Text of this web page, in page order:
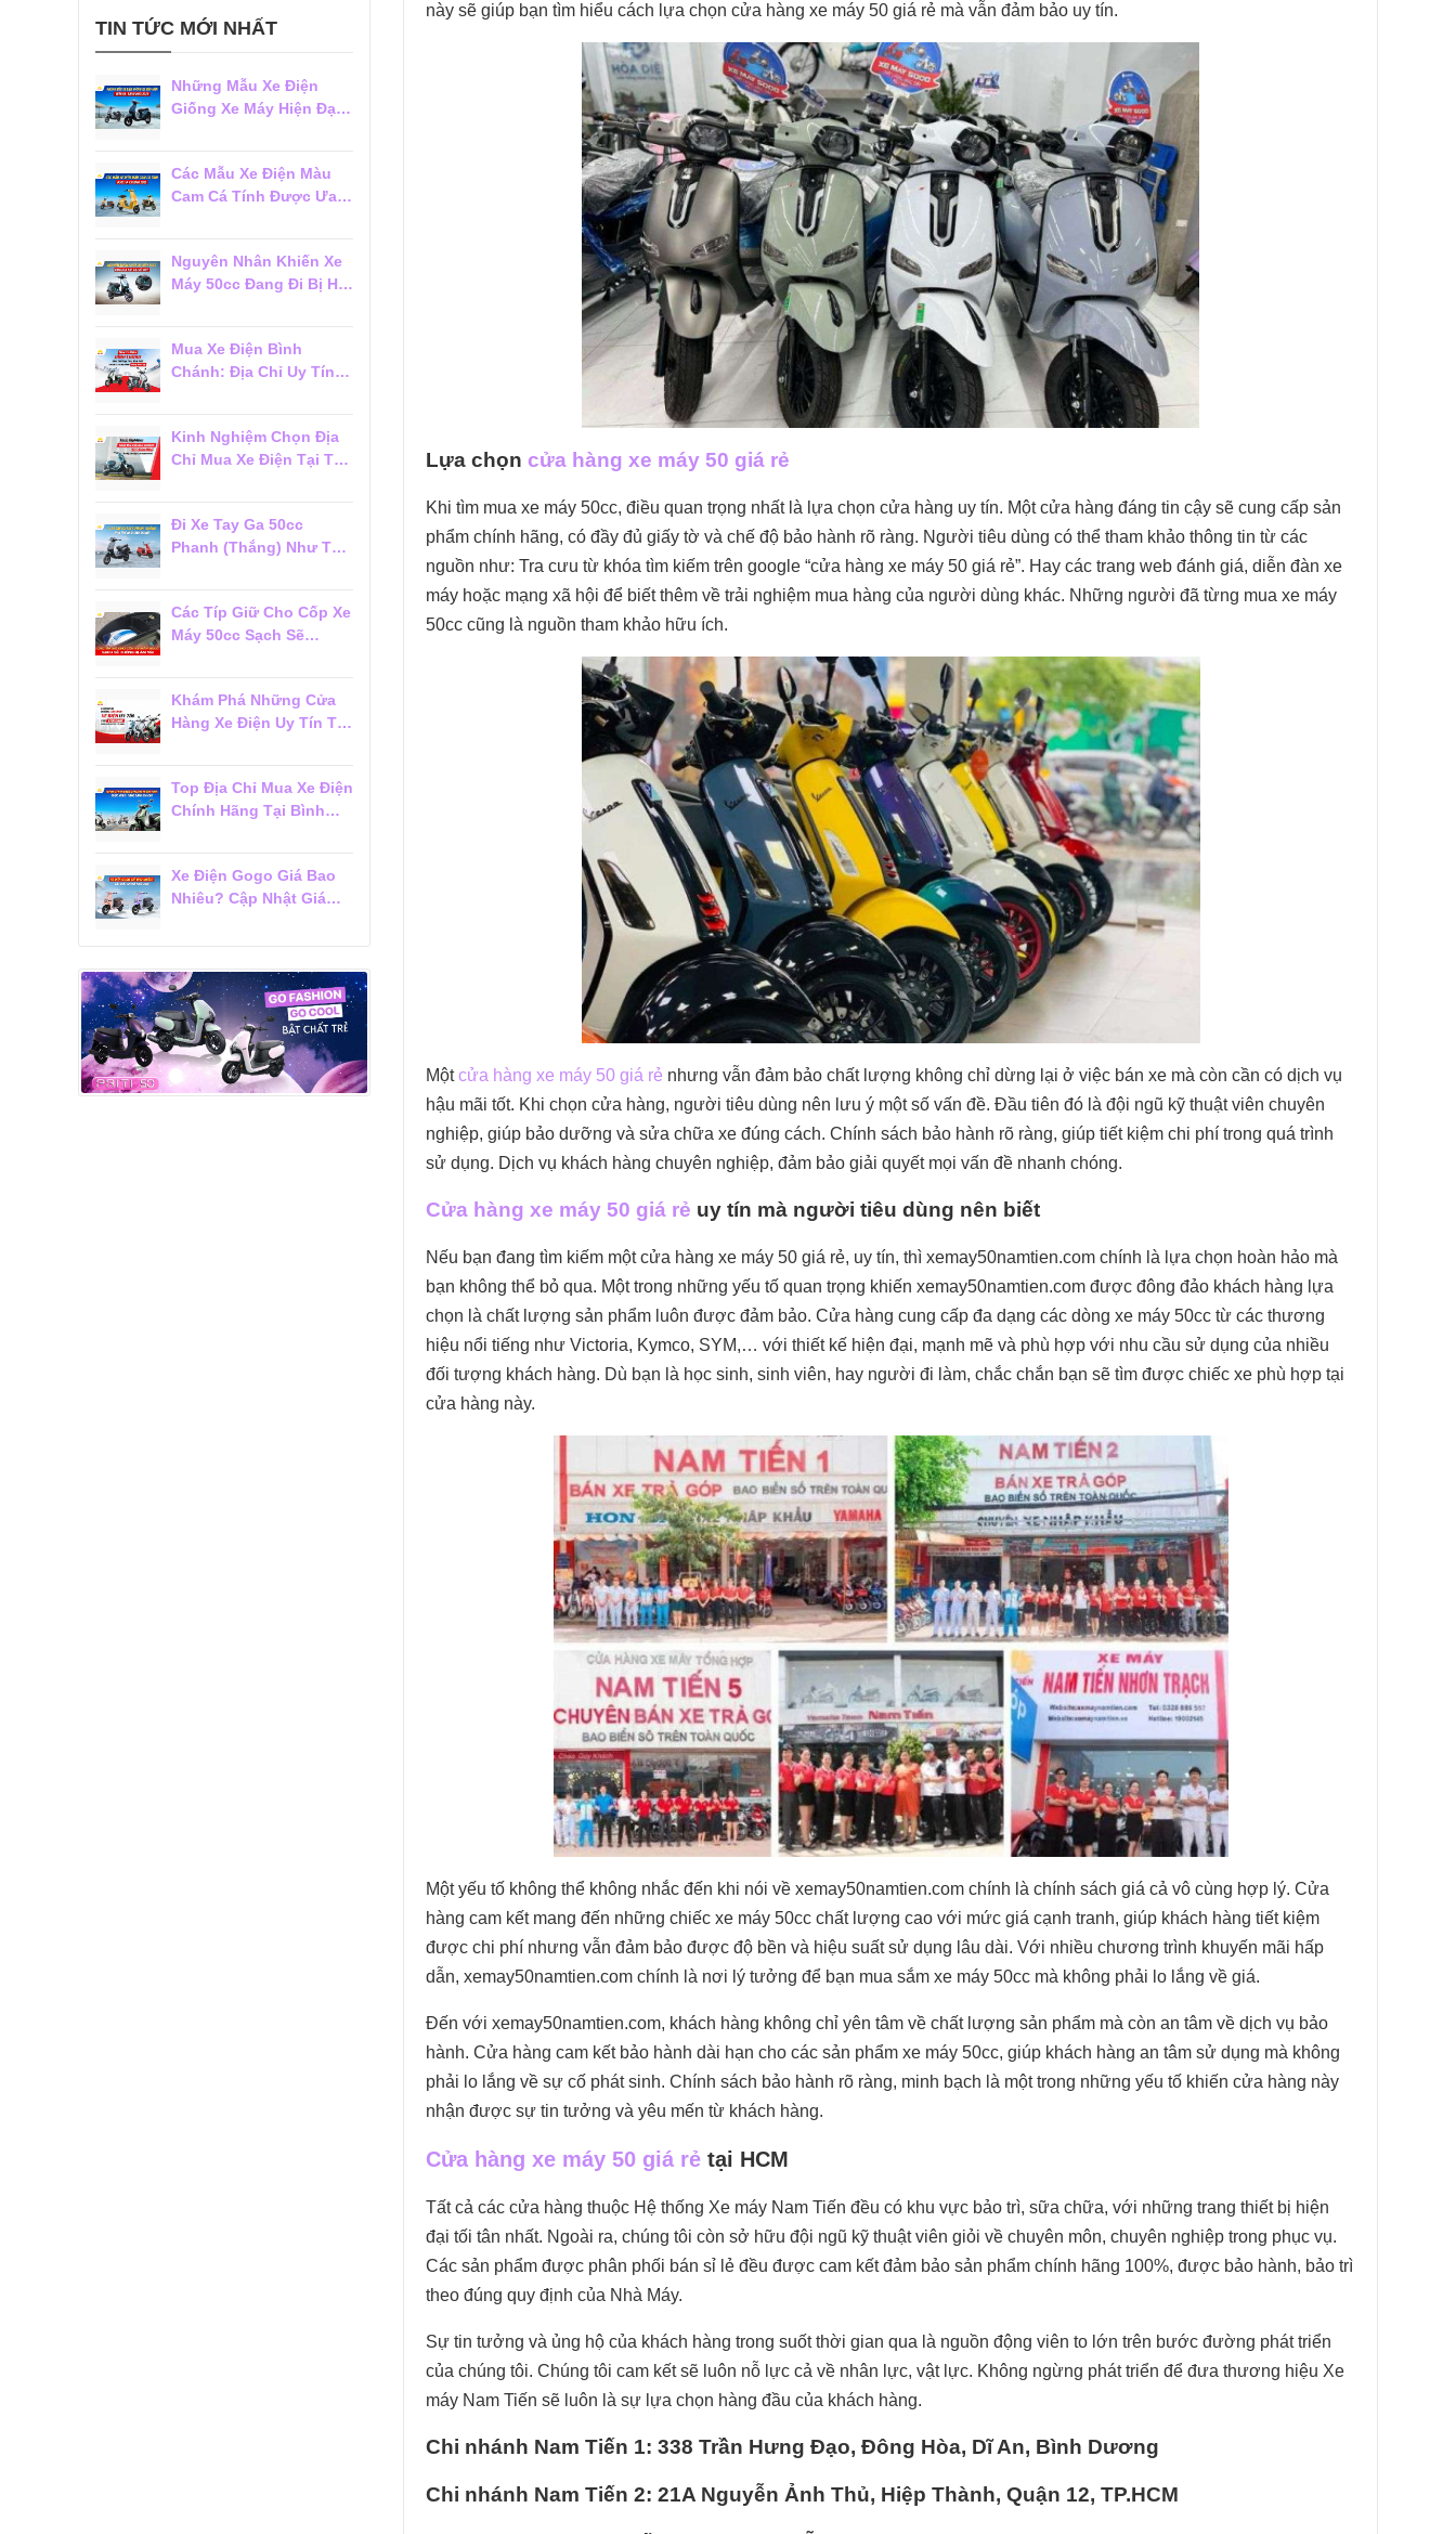
này sẽ giúp bạn tìm hiểu cách lựa chọn cửa hàng xe máy 50 giá rẻ mà vẫn đảm bảo uy tín.
Lựa chọn cửa hàng xe máy 50 giá rẻ
Khi tìm mua xe máy 50cc, điều quan trọng nhất là lựa chọn cửa hàng uy tín. Một cửa hàng đáng tin cậy sẽ cung cấp sản
phẩm chính hãng, có đầy đủ giấy tờ và chế độ bảo hành rõ ràng. Người tiêu dùng có thể tham khảo thông tin từ các
nguồn như: Tra cưu từ khóa tìm kiếm trên google “cửa hàng xe máy 50 giá rẻ”. Hay các trang web đánh giá, diễn đàn xe
máy hoặc mạng xã hội để biết thêm về trải nghiệm mua hàng của người dùng khác. Những người đã từng mua xe máy
50cc cũng là nguồn tham khảo hữu ích.
Mộtcửa hàng xe máy 50 giá rẻ nhưng vẫn đảm bảo chất lượng không chỉ dừng lại ở việc bán xe mà còn cần có dịch vụ
hậu mãi tốt. Khi chọn cửa hàng, người tiêu dùng nên lưu ý một số vấn đề. Đầu tiên đó là đội ngũ kỹ thuật viên chuyên
nghiệp, giúp bảo dưỡng và sửa chữa xe đúng cách. Chính sách bảo hành rõ ràng, giúp tiết kiệm chi phí trong quá trình
sử dụng. Dịch vụ khách hàng chuyên nghiệp, đảm bảo giải quyết mọi vấn đề nhanh chóng.
Cửa hàng xe máy 50 giá rẻ uy tín mà người tiêu dùng nên biết
Nếu bạn đang tìm kiếm một cửa hàng xe máy 50 giá rẻ, uy tín, thì xemay50namtien.com chính là lựa chọn hoàn hảo mà
bạn không thể bỏ qua. Một trong những yếu tố quan trọng khiến xemay50namtien.com được đông đảo khách hàng lựa
chọn là chất lượng sản phẩm luôn được đảm bảo. Cửa hàng cung cấp đa dạng các dòng xe máy 50cc từ các thương
hiệu nổi tiếng như Victoria, Kymco, SYM,… với thiết kế hiện đại, mạnh mẽ và phù hợp với nhu cầu sử dụng của nhiều
đối tượng khách hàng. Dù bạn là học sinh, sinh viên, hay người đi làm, chắc chắn bạn sẽ tìm được chiếc xe phù hợp tại
cửa hàng này.
Một yếu tố không thể không nhắc đến khi nói về xemay50namtien.com chính là chính sách giá cả vô cùng hợp lý. Cửa
hàng cam kết mang đến những chiếc xe máy 50cc chất lượng cao với mức giá cạnh tranh, giúp khách hàng tiết kiệm
được chi phí nhưng vẫn đảm bảo được độ bền và hiệu suất sử dụng lâu dài. Với nhiều chương trình khuyến mãi hấp
dẫn, xemay50namtien.com chính là nơi lý tưởng để bạn mua sắm xe máy 50cc mà không phải lo lắng về giá.
Đến với xemay50namtien.com, khách hàng không chỉ yên tâm về chất lượng sản phẩm mà còn an tâm về dịch vụ bảo
hành. Cửa hàng cam kết bảo hành dài hạn cho các sản phẩm xe máy 50cc, giúp khách hàng an tâm sử dụng mà không
phải lo lắng về sự cố phát sinh. Chính sách bảo hành rõ ràng, minh bạch là một trong những yếu tố khiến cửa hàng này
nhận được sự tin tưởng và yêu mến từ khách hàng.
Cửa hàng xe máy 50 giá rẻ tại HCM
Tất cả các cửa hàng thuộc Hệ thống Xe máy Nam Tiến đều có khu vực bảo trì, sữa chữa, với những trang thiết bị hiện
đại tối tân nhất. Ngoài ra, chúng tôi còn sở hữu đội ngũ kỹ thuật viên giỏi về chuyên môn, chuyên nghiệp trong phục vụ.
Các sản phẩm được phân phối bán sỉ lẻ đều được cam kết đảm bảo sản phẩm chính hãng 100%, được bảo hành, bảo trì
theo đúng quy định của Nhà Máy.
Sự tin tưởng và ủng hộ của khách hàng trong suốt thời gian qua là nguồn động viên to lớn trên bước đường phát triển
của chúng tôi. Chúng tôi cam kết sẽ luôn nỗ lực cả về nhân lực, vật lực. Không ngừng phát triển để đưa thương hiệu Xe
máy Nam Tiến sẽ luôn là sự lựa chọn hàng đầu của khách hàng.
Chi nhánh Nam Tiến 1: 338 Trần Hưng Đạo, Đông Hòa, Dĩ An, Bình Dương
Chi nhánh Nam Tiến 2: 21A Nguyễn Ảnh Thủ, Hiệp Thành, Quận 12, TP.HCM
TIN TỨC MỚI NHẤT
Những Mẫu Xe Điện
Giống Xe Máy Hiện Đại
Các Mẫu Xe Điện Màu
Cam Cá Tính Được Ưa
Nguyên Nhân Khiến Xe
Máy 50cc Đang Đi Bị Hụt
Mua Xe Điện Bình
Chánh: Địa Chỉ Uy Tín,
Kinh Nghiệm Chọn Địa
Chỉ Mua Xe Điện Tại Tân
Đi Xe Tay Ga 50cc
Phanh (Thắng) Như Thế
Các Típ Giữ Cho Cốp Xe
Máy 50cc Sạch Sẽ
Khám Phá Những Cửa
Hàng Xe Điện Uy Tín Tại
Top Địa Chỉ Mua Xe Điện
Chính Hãng Tại Bình
Xe Điện Gogo Giá Bao
Nhiêu? Cập Nhật Giá